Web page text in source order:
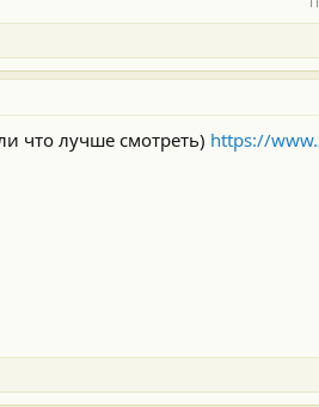
что лучше смотреть) https://